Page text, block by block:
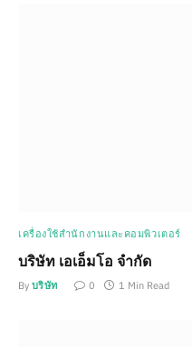
เครื่องใช้สำนักงานและคอมพิวเตอร์
บริษัท เอเอ็มโอ จำกัด
By บริษัท 0 1 Min Read